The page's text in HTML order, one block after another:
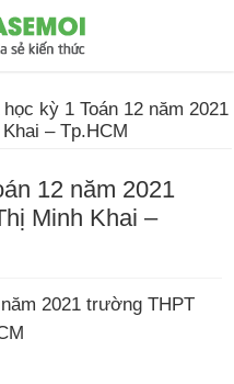
kỳ 1 Toán 12 năm 2021
– Tp.HCM
12 năm 2021
Minh Khai –
2021 trường THPT